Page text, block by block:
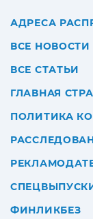
АДРЕСА
ВСЕ НОВОСТИ
ВСЕ СТАТЬИ
ГЛАВНАЯ
ПОЛИТИКА
ФИНЛИКБЕЗ